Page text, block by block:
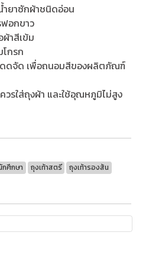
ำยาซักผ้าชนิดอ่อน
ฟอกขาว
าสีเข้ม
กรก
ดดจัด เพื่อถนอมสีของผลิตภัณฑ์
รใส่ถุงผ้า และใช้อุณหภูมิไม่สูง
กศึกษา ถุงเท้าสตรี ถุงเท้ารองส้น